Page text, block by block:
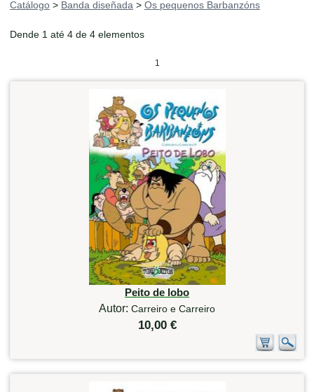
Catálogo > Banda diseñada > Os pequenos Barbanzóns
Dende 1 até 4 de 4 elementos
1
Peito de lobo
Autor: Carreiro e Carreiro
10,00 €